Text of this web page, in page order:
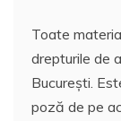
Toate
drepturile de
București.
poză de pe